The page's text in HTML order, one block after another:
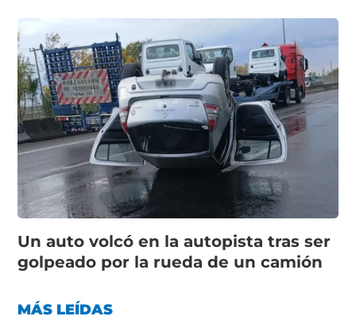
Un auto volcó en la autopista tras ser
golpeado por la rueda de un camión
MÁS LEÍDAS